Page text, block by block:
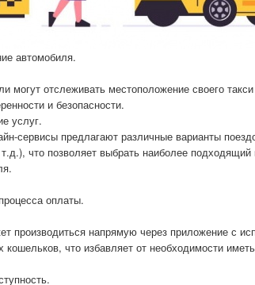
автомобиля.
могут отслеживать местоположение своего
и безопасности.
услуг.
сервисы предлагают различные варианты
что позволяет выбрать наиболее подходящий
оплаты.
производиться напрямую через приложение с
кошельков, что избавляет от необходимости